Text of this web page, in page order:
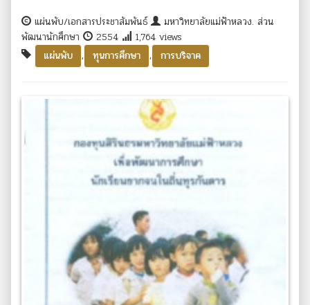
แผ่นพับ/เอกสารประชาสัมพันธ์
มหาวิทยาลัยแม่ฟ้าหลวง. ส่วน
พัฒนานักศึกษา
2554
1,764 views
แผ่นพับ
, ทุนการศึกษา , การบริจาค